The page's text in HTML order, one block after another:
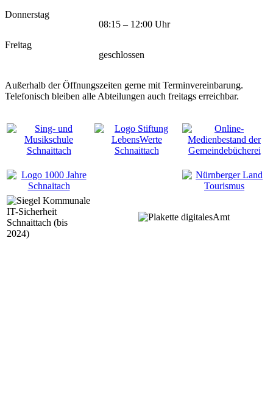
Donnerstag
08:15 – 12:00 Uhr
Freitag
geschlossen
Außerhalb der Öffnungszeiten gerne mit Terminvereinbarung.
Telefonisch bleiben alle Abteilungen auch freitags erreichbar.